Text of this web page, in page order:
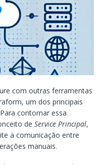
com outras ferramentas
um dos principais
contornar essa
de Service Principal,
a comunicação entre
manuais.